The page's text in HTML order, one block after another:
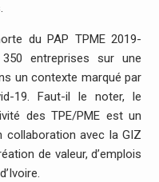
du PAP TPME 2019-
entreprises sur une
un contexte marqué par
19. Faut-il le noter, le
des TPE/PME est un
collaboration avec la GIZ
de valeur, d’emplois